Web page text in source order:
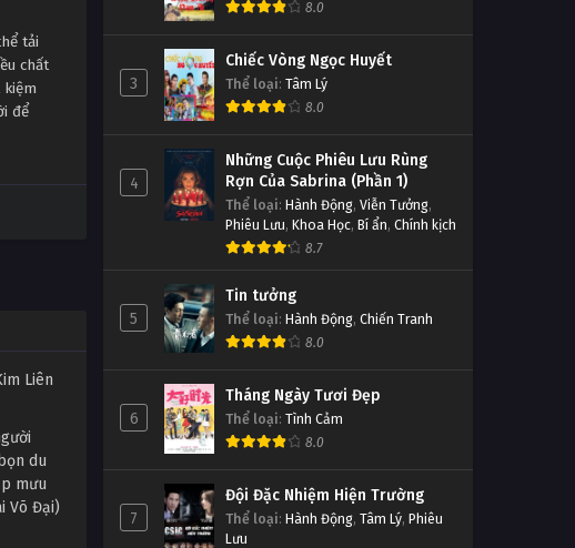
tải
chất
để
Liên
du
mưu
Võ Đại)
8.0
3
Chiếc Vòng Ngọc Huyết
Thể loại: Tâm Lý
8.0
4
Những Cuộc Phiêu Lưu Rùng
Rợn Của Sabrina (Phần 1)
Thể loại: Hành Động, Viễn Tưởng,
Phiêu Lưu, Khoa Học, Bí ẩn, Chính kịch
8.7
5
Tin tưởng
Thể loại: Hành Động, Chiến Tranh
8.0
6
Tháng Ngày Tươi Đẹp
Thể loại: Tình Cảm
8.0
7
Đội Đặc Nhiệm Hiện Trường
Thể loại: Hành Động, Tâm Lý, Phiêu
Lưu